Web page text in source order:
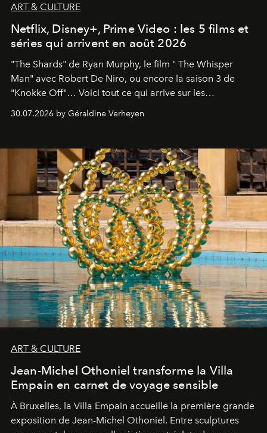
ART & CULTURE
Netflix, Disney+, Prime Video : les 5 films et
séries qui arrivent en août 2026
"The Shards" de Ryan Murphy, le film " The Whisper
Man" avec Robert De Niro, ou encore la saison 3 de
"Knokke Off"… Voici tout ce qui arrive sur les
plateformes de streaming en août 2026.
30.07.2026 by Géraldine Verheyen
ART & CULTURE
Jean-Michel Othoniel transforme la Villa
Empain en carnet de voyage sensible
À Bruxelles, la Villa Empain accueille la première grande
exposition de Jean-Michel Othoniel. Entre sculptures